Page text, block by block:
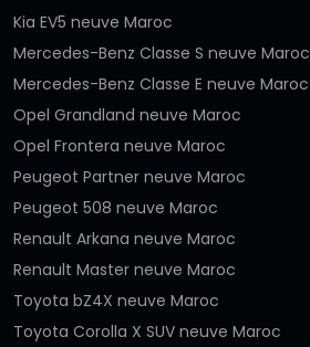
Kia EV5 neuve Maroc
Mercedes-Benz Classe S neuve Maroc
Mercedes-Benz Classe E neuve Maroc
Opel Grandland neuve Maroc
Opel Frontera neuve Maroc
Peugeot Partner neuve Maroc
Peugeot 508 neuve Maroc
Renault Arkana neuve Maroc
Renault Master neuve Maroc
Toyota bZ4X neuve Maroc
Toyota Corolla X SUV neuve Maroc